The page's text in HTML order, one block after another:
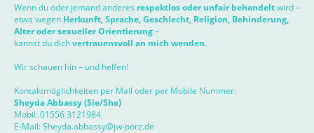
Wenn du oder jemand anderes respektlos oder unfair behandeltwird –
etwa wegen Herkunft, Sprache, Geschlecht, Religion, Behinderung,
Alter oder sexueller Orientierung–
kannst du dichvertrauensvoll an mich wenden.
Wir schauen hin – und helfen!
Kontaktmöglichkeiten per Mail oder per Mobile Nummer:
Sheyda Abbassy (Sie/She)
Mobil: 01556 3121984
E-Mail:Sheyda.abbassy@jw-porz.de